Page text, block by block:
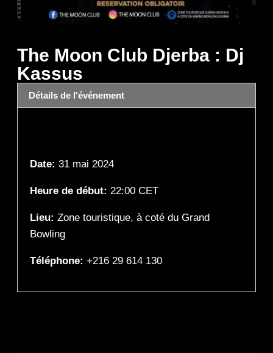
The Moon Club Djerba : Dj
Kassus
Détails de l'événement
Date: 31 mai 2024
Heure de début: 22:00 CET
Lieu: Zone touristique, à coté du Grand
Bowling
Téléphone: +216 29 614 130